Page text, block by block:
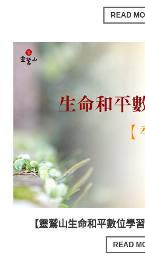
READ
【靈鷲山生命和平數位學
READ